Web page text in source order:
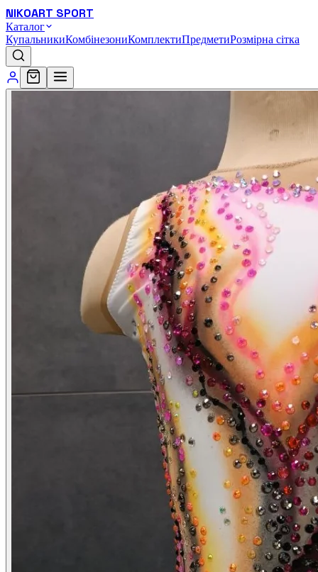
NIKOART SPORT
Каталог
КупальникиКомбінезониКомплектиПредметиРозмірна сітка